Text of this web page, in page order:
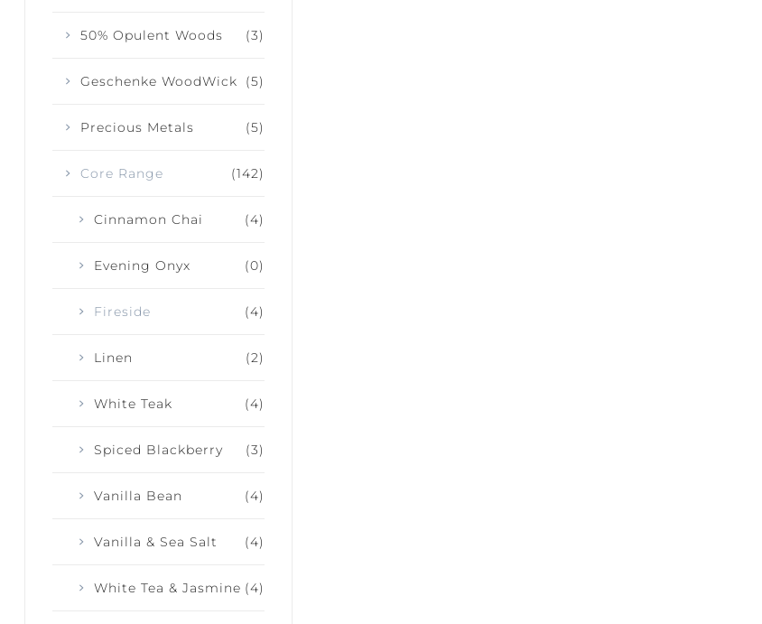
(3)
50% Opulent Woods
(5)
Geschenke WoodWick
(5)
Precious Metals
(142)
Core Range
(4)
Cinnamon Chai
(0)
Evening Onyx
(4)
Fireside
(2)
Linen
(4)
White Teak
(3)
Spiced Blackberry
(4)
Vanilla Bean
(4)
Vanilla & Sea Salt
(4)
White Tea & Jasmine